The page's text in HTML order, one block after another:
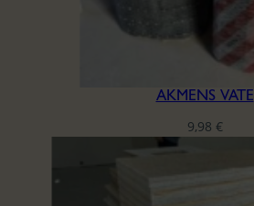
AKMENS VATE
9,98 €